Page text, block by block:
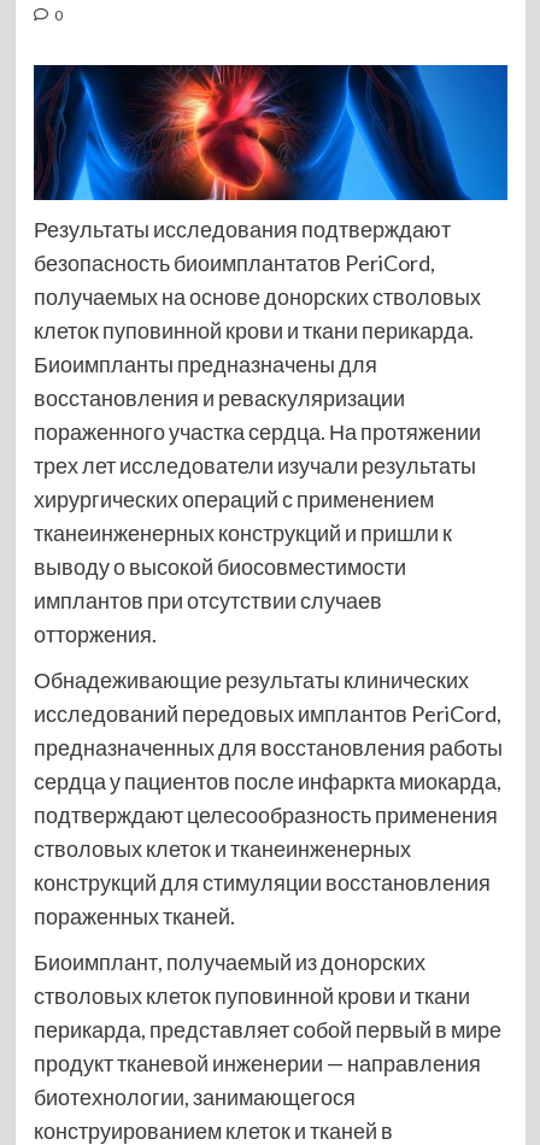
0
Результаты исследования подтверждают
безопасность биоимплантатов PeriCord,
получаемых на основе донорских стволовых
клеток пуповинной крови и ткани перикарда.
Биоимпланты предназначены для
восстановления и реваскуляризации
пораженного участка сердца. На протяжении
трех лет исследователи изучали результаты
хирургических операций с применением
тканеинженерных конструкций и пришли к
выводу о высокой биосовместимости
имплантов при отсутствии случаев
отторжения.
Обнадеживающие результаты клинических
исследований передовых имплантов PeriCord,
предназначенных для восстановления работы
сердца у пациентов после инфаркта миокарда,
подтверждают целесообразность применения
стволовых клеток и тканеинженерных
конструкций для стимуляции восстановления
пораженных тканей.
Биоимплант, получаемый из донорских
стволовых клеток пуповинной крови и ткани
перикарда, представляет собой первый в мире
продукт тканевой инженерии — направления
биотехнологии, занимающегося
конструированием клеток и тканей в